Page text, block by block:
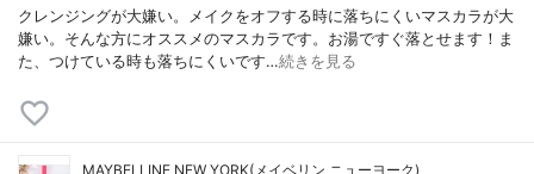
クレンジングが大嫌い。メイクをオフする時に落ちにくいマスカラが大
嫌い。そんな方にオススメのマスカラです。お湯ですぐ落とせます！ま
た、つけている時も落ちにくいです…続きを見る
MAYBELLINE NEW YORK(メイベリン ニューヨーク)